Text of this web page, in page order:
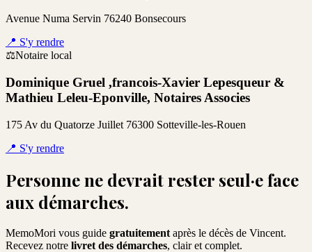
Avenue Numa Servin 76240 Bonsecours
📍 S'y rendre
⚖️Notaire local
Dominique Gruel ,francois-Xavier Lepesqueur &
Mathieu Leleu-Eponville, Notaires Associes
175 Av du Quatorze Juillet 76300 Sotteville-les-Rouen
📍 S'y rendre
Personne ne devrait rester seul·e face
aux démarches.
MemoMori vous guide gratuitement après le décès de Vincent.
Recevez notre livret des démarches, clair et complet.